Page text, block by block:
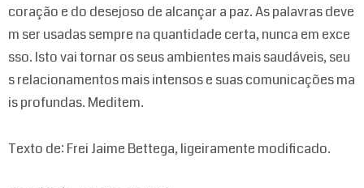
coração e do desejoso de alcançar a paz. As palavras deve
m ser usadas sempre na quantidade certa, nunca em exce
sso. Isto vai tornar os seus ambientes mais saudáveis, seu
s relacionamentos mais intensos e suas comunicações ma
is profundas. Meditem.
Texto de: Frei Jaime Bettega, ligeiramente modificado.